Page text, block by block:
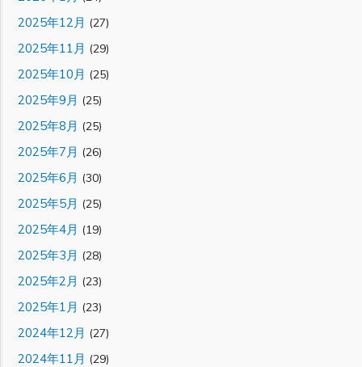
2025年12月 (27)
2025年11月 (29)
2025年10月 (25)
2025年9月 (25)
2025年8月 (25)
2025年7月 (26)
2025年6月 (30)
2025年5月 (25)
2025年4月 (19)
2025年3月 (28)
2025年2月 (23)
2025年1月 (23)
2024年12月 (27)
2024年11月 (29)